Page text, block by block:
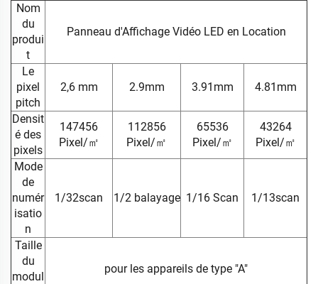
Nom
du
produi
t
Panneau d'Affichage Vidéo LED en Location
Le
pixel
pitch
2,6 mm 2.9mm 3.91mm 4.81mm
Densit
é des
pixels
147456
Pixel/㎡
112856
Pixel/㎡
65536
Pixel/㎡
43264
Pixel/㎡
Mode
de
numér
isatio
n
1/32scan 1/2 balayage 1/16 Scan 1/13scan
Taille
du
modul
pour les appareils de type "A"